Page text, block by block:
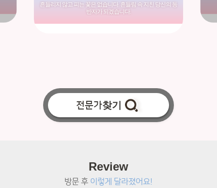
흔들리지 않고 피는 꽃은 없습니다. 흔들림 속 지친 당신의 동
반자가 되겠습니다.
전문가찾기
Review
방문 후 이렇게 달라졌어요!